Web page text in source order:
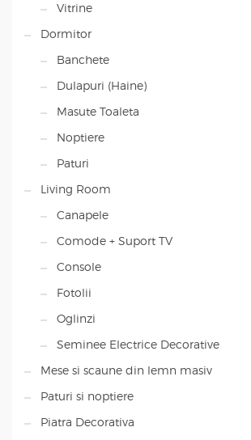
Vitrine
Dormitor
Banchete
Dulapuri (Haine)
Masute Toaleta
Noptiere
Paturi
Living Room
Canapele
Comode + Suport TV
Console
Fotolii
Oglinzi
Seminee Electrice Decorative
Mese si scaune din lemn masiv
Paturi si noptiere
Piatra Decorativa